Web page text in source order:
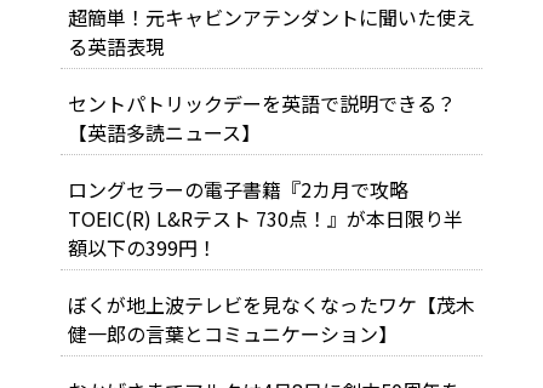
超簡単！元キャビンアテンダントに聞いた使え
る英語表現
セントパトリックデーを英語で説明できる？
【英語多読ニュース】
ロングセラーの電子書籍『2カ月で攻略
TOEIC(R) L&Rテスト 730点！』が本日限り半
額以下の399円！
ぼくが地上波テレビを見なくなったワケ【茂木
健一郎の言葉とコミュニケーション】